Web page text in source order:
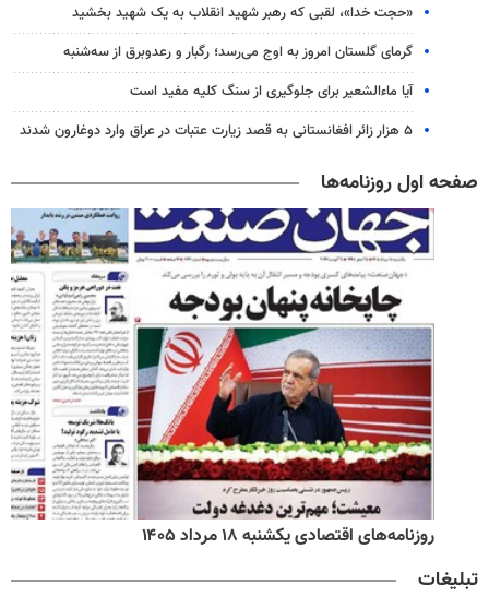
«حجت خدا»، لقبی که رهبر شهید انقلاب به یک شهید بخشید
گرمای گلستان امروز به اوج می‌رسد؛ رگبار و رعدوبرق از سه‌شنبه
آیا ماءالشعیر برای جلوگیری از سنگ کلیه مفید است
۵ هزار زائر افغانستانی به قصد زیارت عتبات در عراق وارد دوغارون شدند
صفحه اول روزنامه‌ها
روزنامه‌های اقتصادی یکشنبه ۱۸ مرداد ۱۴۰۵
تبلیغات